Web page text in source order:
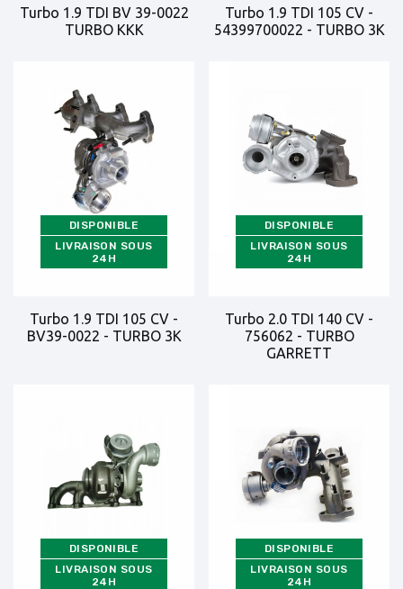
Turbo 1.9 TDI BV 39-0022
TURBO KKK
Turbo 1.9 TDI 105 CV -
54399700022 - TURBO 3K
DISPONIBLE
LIVRAISON SOUS
24H
Turbo 1.9 TDI 105 CV -
BV39-0022 - TURBO 3K
DISPONIBLE
LIVRAISON SOUS
24H
Turbo 2.0 TDI 140 CV -
756062 - TURBO
GARRETT
DISPONIBLE
LIVRAISON SOUS
24H
DISPONIBLE
LIVRAISON SOUS
24H